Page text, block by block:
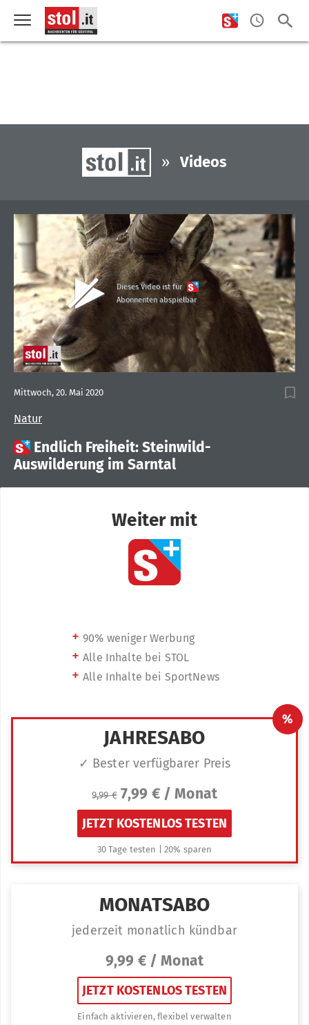
» Videos
Dieses Video ist für
Abonnenten abspielbar
Natur
Mittwoch, 20. Mai 2020
 Endlich Freiheit: Steinwild-
Auswilderung im Sarntal